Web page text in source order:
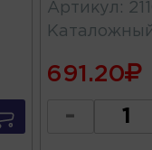
Артикул :
691.20
-